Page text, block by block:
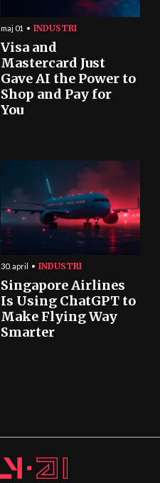
maj 01 INDUSTRI
Visa and
Mastercard Just
Gave AI the Power to
Shop and Pay for
You
30. april INDUSTRI
Singapore Airlines
Is Using ChatGPT to
Make Flying Way
Smarter